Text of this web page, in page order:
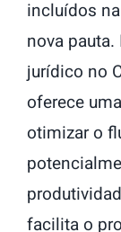
incluídos
nova
jurídico no
oferece
otimizar o
facilita o